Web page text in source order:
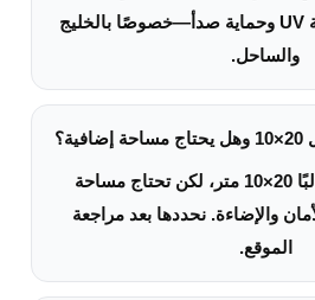
يحتاج تصريف ومقاومة UV وحماية صدأ—خصوصًا بالخليج
والساحل.
الملعب القياسي غالبًا 20×10 متر، لكن تحتاج مساحة
والإضاءة. نحددها بعد مراجعة
الموقع.